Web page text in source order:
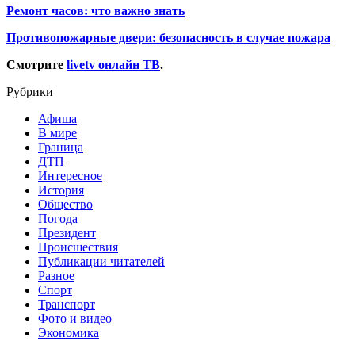
Ремонт часов: что важно знать
Противопожарные двери: безопасность в случае пожара
Смотрите livetv онлайн ТВ.
Рубрики
Афиша
В мире
Граница
ДТП
Интересное
История
Общество
Погода
Президент
Происшествия
Публикации читателей
Разное
Спорт
Транспорт
Фото и видео
Экономика